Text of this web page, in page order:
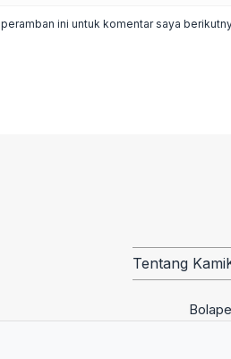
ini untuk komentar saya
Tentang Kami